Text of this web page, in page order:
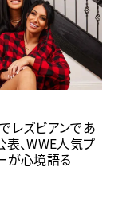
レズビアンであ
表、WWE人気プ
が心境語る